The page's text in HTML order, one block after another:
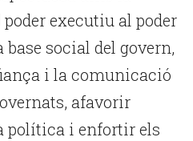
executiu al poder
social del govern,
i la comunicació
afavorir
política i enfortir els